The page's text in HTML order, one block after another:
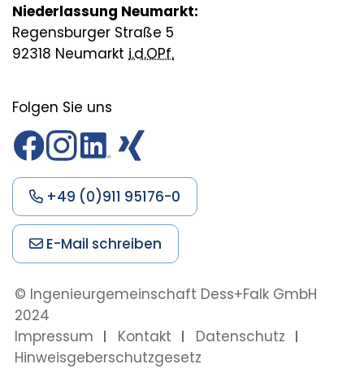
Folgen Sie uns
Niederlassung Neumarkt:
Regensburger Straße 5
92318 Neumarkt i.d.OPf.
+49 (0)911 95176-0
E-Mail schreiben
© Ingenieurgemeinschaft Dess+Falk GmbH
2024
Impressum
Kontakt
Datenschutz
Hinweisgeberschutzgesetz